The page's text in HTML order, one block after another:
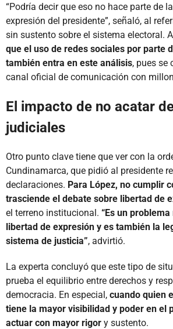
“Podría decir que eso no hace parte de
expresión del presidente”, señaló, al
sin sustento sobre el sistema electoral.
que el uso de redes sociales por parte
también entra en este análisis, pues se
canal oficial de comunicación con
El impacto de no acatar
judiciales
Otro punto clave tiene que ver con la
Cundinamarca, que pidió al presidente
declaraciones. Para López, no cumplir
trasciende el debate sobre libertad de
el terreno institucional. “Es un
libertad de expresión y es también la
sistema de justicia”, advirtió.
La experta concluyó que este tipo de
prueba el equilibrio entre derechos y
democracia. En especial, cuando quien
tiene la mayor visibilidad y poder en el
actuar con mayor rigor y sustento.